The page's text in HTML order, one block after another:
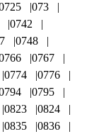
073
0742
0748
0767
0774
0776
0795
0823
0824
0835
0836